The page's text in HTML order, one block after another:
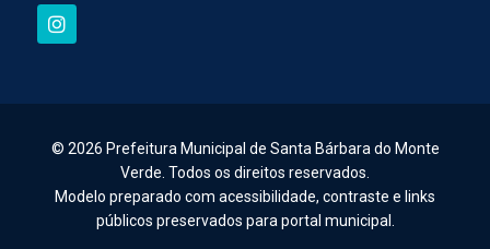
I
n
g
a
© 2026 Prefeitura Municipal de Santa Bárbara do Monte
Verde. Todos os direitos reservados.
Modelo preparado com acessibilidade, contraste e links
públicos preservados para portal municipal.